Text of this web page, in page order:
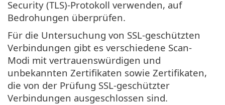
Security (TLS)-Protokoll verwenden, auf
Bedrohungen überprüfen.
Für die Untersuchung von SSL-geschützten
Verbindungen gibt es verschiedene Scan-
Modi mit vertrauenswürdigen und
unbekannten Zertifikaten sowie Zertifikaten,
die von der Prüfung SSL-geschützter
Verbindungen ausgeschlossen sind.